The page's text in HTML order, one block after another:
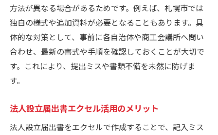
方法が異なる場合があるためです。例えば、札幌市では
独自の様式や追加資料が必要となることもあります。具
体的な対策として、事前に各自治体や商工会議所へ問い
合わせ、最新の書式や手順を確認しておくことが大切で
す。これにより、提出ミスや書類不備を未然に防げま
す。
法人設立届出書エクセル活用のメリット
法人設立届出書をエクセルで作成することで、記入ミス